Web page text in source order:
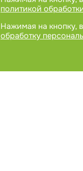
политикой
Нажимая на кнопку,
обработку